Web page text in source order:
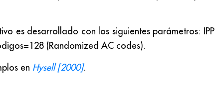
es desarrollado con los siguientes parámetros:
(Randomized AC codes).
en Hysell [2000].